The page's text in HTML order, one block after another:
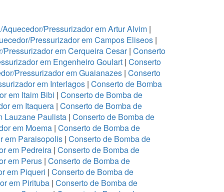
Pressurizador em Artur Alvim |
Pressurizador em Campos Eliseos |
em Cerqueira Cesar| Conserto
em Engenheiro Goulart | Conserto
Pressurizador em Guaianazes | Conserto
em Interlagos | Conserto de Bomba
em Itaim Bibi | Conserto de Bomba de
em Itaquera | Conserto de Bomba de
Lauzane Paulista | Conserto de Bomba de
em Moema| Conserto de Bomba de
em Paraisopolis| Conserto de Bomba de
em Pedreira| Conserto de Bomba de
em Perus| Conserto de Bomba de
em Piqueri | Conserto de Bomba de
em Pirituba | Conserto de Bomba de